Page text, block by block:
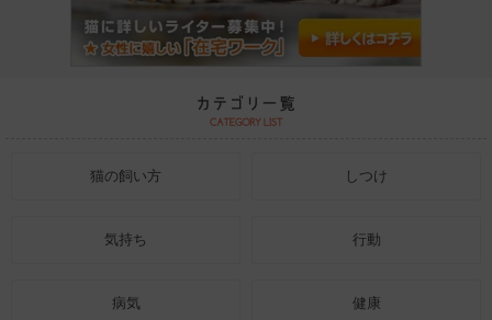
猫の飼い方 しつけ
気持ち 行動
病気 健康